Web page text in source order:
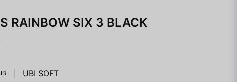
RAINBOW SIX 3 BLACK
UBI SOFT